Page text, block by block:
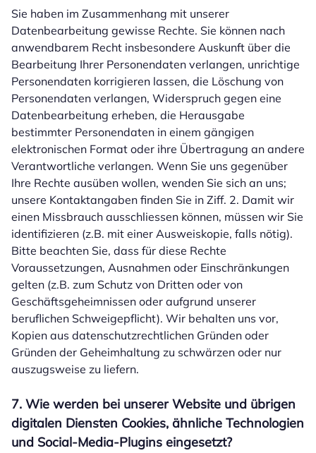
Sie haben im Zusammenhang mit unserer
Datenbearbeitung gewisse Rechte. Sie können nach
anwendbarem Recht insbesondere Auskunft über die
Bearbeitung Ihrer Personendaten verlangen, unrichtige
Personendaten korrigieren lassen, die Löschung von
Personendaten verlangen, Widerspruch gegen eine
Datenbearbeitung erheben, die Herausgabe
bestimmter Personendaten in einem gängigen
elektronischen Format oder ihre Übertragung an andere
Verantwortliche verlangen. Wenn Sie uns gegenüber
Ihre Rechte ausüben wollen, wenden Sie sich an uns;
unsere Kontaktangaben finden Sie in Ziff. 2. Damit wir
einen Missbrauch ausschliessen können, müssen wir Sie
identifizieren (z.B. mit einer Ausweiskopie, falls nötig).
Bitte beachten Sie, dass für diese Rechte
Voraussetzungen, Ausnahmen oder Einschränkungen
gelten (z.B. zum Schutz von Dritten oder von
Geschäftsgeheimnissen oder aufgrund unserer
beruflichen Schweigepflicht). Wir behalten uns vor,
Kopien aus datenschutzrechtlichen Gründen oder
Gründen der Geheimhaltung zu schwärzen oder nur
auszugsweise zu liefern.
7. Wie werden bei unserer Website und übrigen
digitalen Diensten Cookies, ähnliche Technologien
und Social-Media-Plugins eingesetzt?